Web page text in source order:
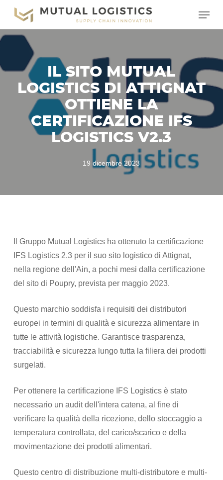
contenuto
principale
Menu
IL SITO MUTUAL
LOGISTICS DI ATTIGNAT
OTTIENE LA
CERTIFICAZIONE IFS
LOGISTICS V2.3
19 dicembre 2023
Il Gruppo Mutual Logistics ha ottenuto la certificazione
IFS Logistics 2.3 per il suo sito logistico di Attignat,
nella regione dell'Ain, a pochi mesi dalla certificazione
del sito di Poupry, prevista per maggio 2023.
Questo marchio soddisfa i requisiti dei distributori
europei in termini di qualità e sicurezza alimentare in
tutte le attività logistiche. Garantisce trasparenza,
tracciabilità e sicurezza lungo tutta la filiera dei prodotti
surgelati.
Per ottenere la certificazione IFS Logistics è stato
necessario un audit dell'intera catena, al fine di
verificare la qualità della ricezione, dello stoccaggio a
temperatura controllata, del carico/scarico e della
movimentazione dei prodotti alimentari.
Questo centro di distribuzione multi-distributore e multi-